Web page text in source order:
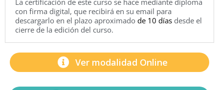
con firma digital, que recibirá en su email para
descargarlo en el plazo aproximado de 10 días desde el
cierre de la edición del curso.
Ver modalidad Online